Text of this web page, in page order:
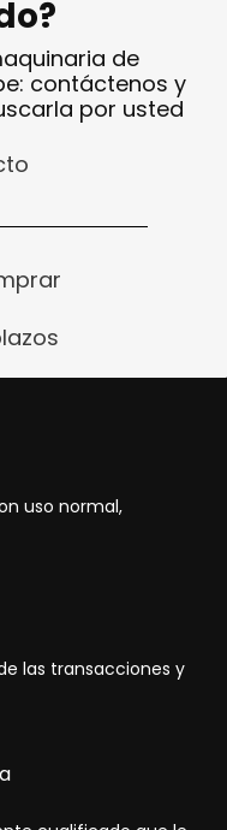
de
contáctenos y
por usted
uso normal,
las transacciones y